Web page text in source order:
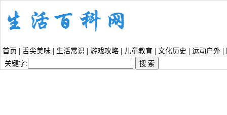
首页 舌尖美味 生活常识 游戏攻略 儿童教育 文化历史 运动户外
关键字: